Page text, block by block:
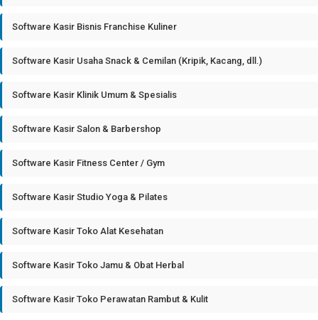
Software Kasir Bisnis Franchise Kuliner
Software Kasir Usaha Snack & Cemilan (Kripik, Kacang, dll.)
Software Kasir Klinik Umum & Spesialis
Software Kasir Salon & Barbershop
Software Kasir Fitness Center / Gym
Software Kasir Studio Yoga & Pilates
Software Kasir Toko Alat Kesehatan
Software Kasir Toko Jamu & Obat Herbal
Software Kasir Toko Perawatan Rambut & Kulit